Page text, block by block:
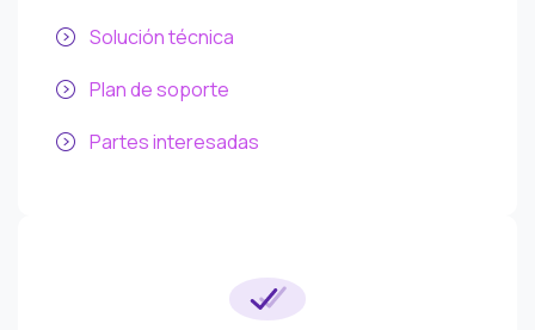
Solución técnica
Plan de soporte
Partes interesadas